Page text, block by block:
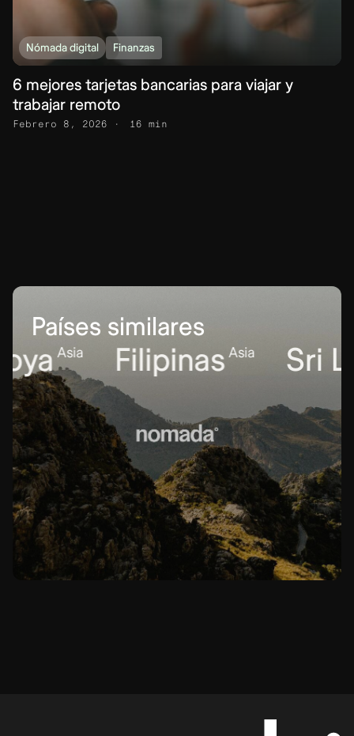
Nómada digital Finanzas
6 mejores tarjetas bancarias para viajar y
trabajar remoto
Febrero 8, 2026 16 min
Países similares
Asia FilipinasAsia Sri